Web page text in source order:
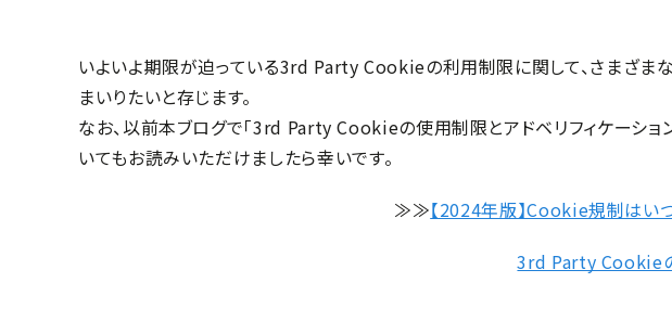
いよいよ期限が迫っている3rd Party Cookieの利用制限に関して、さまざま
まいりたいと存じます。
なお、以前本ブログで「3rd Party Cookieの使用制限とアドベリフィケーショ
いてもお読みいただけましたら幸いです。
≫≫【2024年版】Cookie規制はい
3rd Party Cookieの